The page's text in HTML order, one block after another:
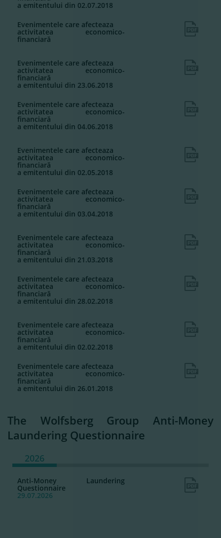
a emitentului din 02.07.2018
Evenimentele care afecteaza
activitatea economico-
financiară
Evenimentele care afecteaza
activitatea economico-
financiară
a emitentului din 23.06.2018
Evenimentele care afecteaza
activitatea economico-
financiară
a emitentului din 04.06.2018
Evenimentele care afecteaza
activitatea economico-
financiară
a emitentului din 02.05.2018
Evenimentele care afecteaza
activitatea economico-
financiară
a emitentului din 03.04.2018
Evenimentele care afecteaza
activitatea economico-
financiară
a emitentului din 21.03.2018
Evenimentele care afecteaza
activitatea economico-
financiară
a emitentului din 28.02.2018
Evenimentele care afecteaza
activitatea economico-
financiară
a emitentului din 02.02.2018
Evenimentele care afecteaza
activitatea economico-
financiară
a emitentului din 26.01.2018
The Wolfsberg Group Anti-Money
Laundering Questionnaire
2026
Anti-Money Laundering
Questionnaire
29.07.2026